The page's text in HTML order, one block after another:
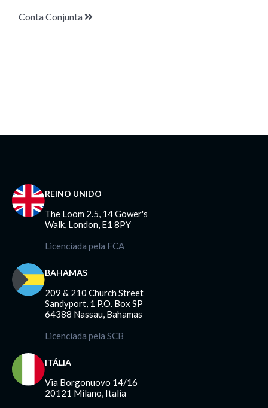
Conta Conjunta
REINO UNIDO
The Loom 2.5, 14 Gower's
Walk, London, E1 8PY
Licenciada pela FCA
BAHAMAS
209 & 210 Church Street
Sandyport, 1 P.O. Box SP
64388 Nassau, Bahamas
Licenciada pela SCB
ITÁLIA
Via Borgonuovo 14/16
20121 Milano, Italia